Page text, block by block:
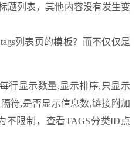
题列表，其他内容没有发生变
列表页的模板？而不仅仅是
行显示数量,显示排序,只显示
符,是否显示信息数,链接附加
不限制，查看TAGS分类ID点